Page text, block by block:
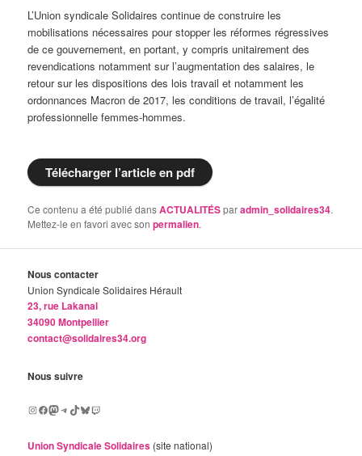
L’Union syndicale Solidaires continue de construire les
mobilisations nécessaires pour stopper les réformes régressives
de ce gouvernement, en portant, y compris unitairement des
revendications notamment sur l’augmentation des salaires, le
retour sur les dispositions des lois travail et notamment les
ordonnances Macron de 2017, les conditions de travail, l’égalité
professionnelle femmes-hommes.
Télécharger l’article en pdf
Ce contenu a été publié dansACTUALITÉSparadmin_solidaires34.
Mettez-le en favori avec sonpermalien.
Nous contacter
Union Syndicale Solidaires Hérault
23, rue Lakanal
34090 Montpellier
contact@solidaires34.org
Nous suivre
Instagram
Facebook
Mastodon
Telegram
TikTok
Bluesky
Twitch
Union Syndicale Solidaires (site national)